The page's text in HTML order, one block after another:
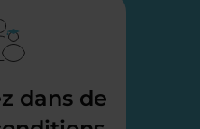
dans de